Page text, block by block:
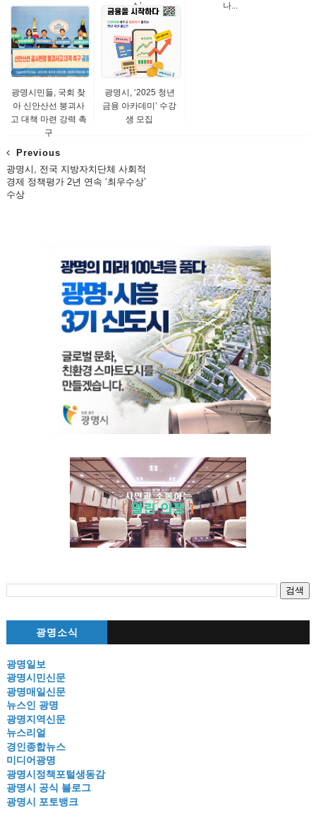
스’...
나...
광명시민들, 국회 찾
아 신안산선 붕괴사
고 대책 마련 강력 촉
구
광명시, ‘2025 청년
금융 아카데미’ 수강
생 모집
Previous
광명시, 전국 지방자치단체 사회적
경제 정책평가 2년 연속 ‘최우수상’
수상
광명소식
광명일보
광명시민신문
광명매일신문
뉴스인 광명
광명지역신문
뉴스리얼
경인종합뉴스
미디어광명
광명시정책포털생동감
광명시 공식 블로그
광명시 포토뱅크